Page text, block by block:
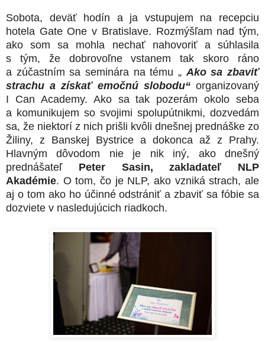
Sobota, deväť hodín a ja vstupujem na recepciu
hotela Gate One v Bratislave. Rozmýšľam nad tým,
ako som sa mohla nechať nahovoriť a súhlasila
s tým, že dobrovoľne vstanem tak skoro ráno
a zúčastním sa seminára na tému „ Ako sa zbaviť
strachu a získať emočnú slobodu“ organizovaný
I Can Academy. Ako sa tak pozerám okolo seba
a komunikujem so svojimi spolupútnikmi, dozvedám
sa, že niektorí z nich prišli kvôli dnešnej prednáške zo
Žiliny, z Banskej Bystrice a dokonca až z Prahy.
Hlavným dôvodom nie je nik iný, ako dnešný
prednášateľ Peter Sasin, zakladateľ NLP
Akadémie. O tom, čo je NLP, ako vzniká strach, ale
aj o tom ako ho účinné odstrániť a zbaviť sa fóbie sa
dozviete v nasledujúcich riadkoch.